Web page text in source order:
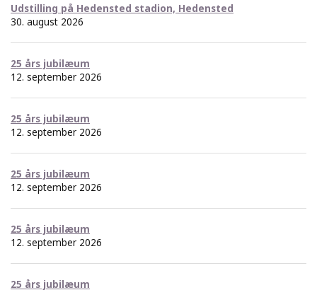
Udstilling på Hedensted stadion, Hedensted
30. august 2026
25 års jubilæum
12. september 2026
25 års jubilæum
12. september 2026
25 års jubilæum
12. september 2026
25 års jubilæum
12. september 2026
25 års jubilæum